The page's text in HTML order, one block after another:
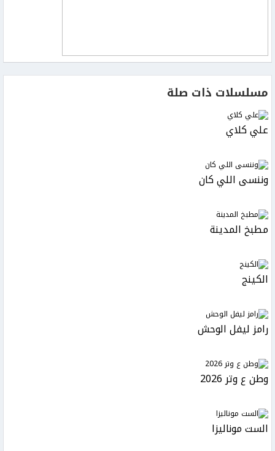
مسلسلات ذات صلة
علي كلاي
وننسى اللي كان
مطبخ المدينة
الكينج
رامز ليفل الوحش
وطن ع وتر 2026
الست موناليزا